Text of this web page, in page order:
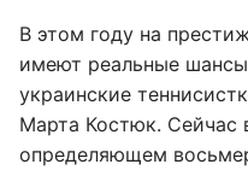
В этом году на
имеют реальные
украинские
Марта Костюк. Сейчас
определяющем